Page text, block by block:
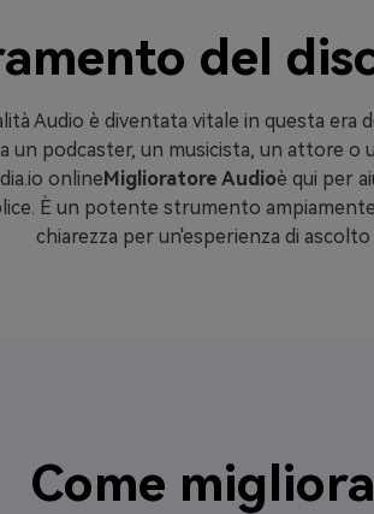
del
Audio è diventata vitale in questa
un podcaster, un musicista, un attore o
onlineMiglioratore Audioè qui per
È un potente strumento
chiarezza per un'esperienza di
Come